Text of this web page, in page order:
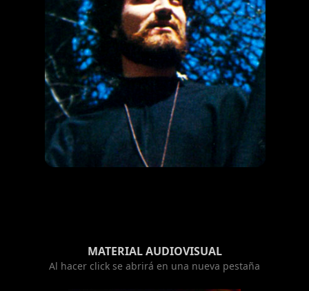
MATERIAL AUDIOVISUAL
Al hacer click se abrirá en una nueva pestaña